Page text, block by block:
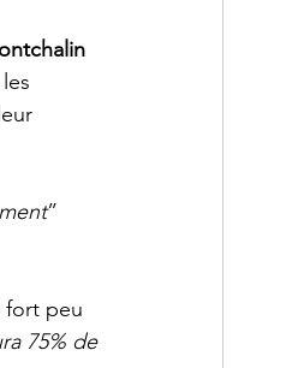
”
fort peu
75% de